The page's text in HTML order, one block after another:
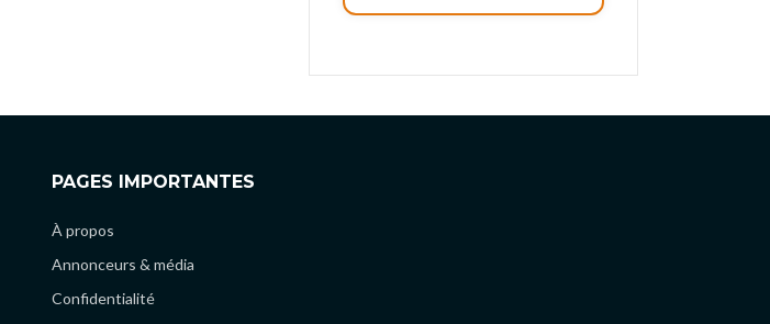
PAGES IMPORTANTES
À propos
Annonceurs & média
Confidentialité